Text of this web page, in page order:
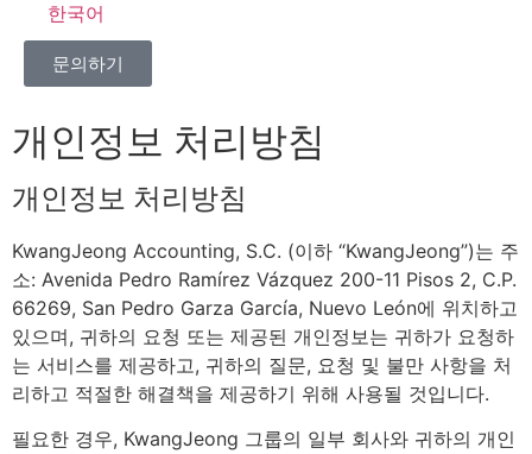
한국어
문의하기
개인정보 처리방침
개인정보 처리방침
KwangJeong Accounting, S.C. (이하 “KwangJeong”)는 주
소: Avenida Pedro Ramírez Vázquez 200-11 Pisos 2, C.P.
66269, San Pedro Garza García, Nuevo León에 위치하고
있으며, 귀하의 요청 또는 제공된 개인정보는 귀하가 요청하
는 서비스를 제공하고, 귀하의 질문, 요청 및 불만 사항을 처
리하고 적절한 해결책을 제공하기 위해 사용될 것입니다.
필요한 경우, KwangJeong 그룹의 일부 회사와 귀하의 개인